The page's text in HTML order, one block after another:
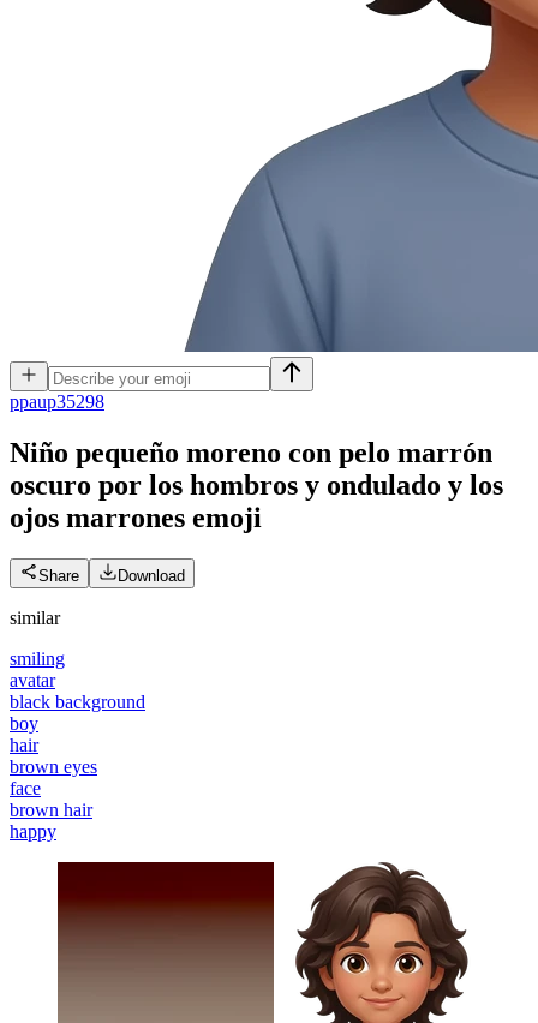
ppaup35298
Niño pequeño moreno con pelo marrón
oscuro por los hombros y ondulado y los
ojos marrones emoji
Share Download
similar
smiling
avatar
black background
boy
hair
brown eyes
face
brown hair
happy